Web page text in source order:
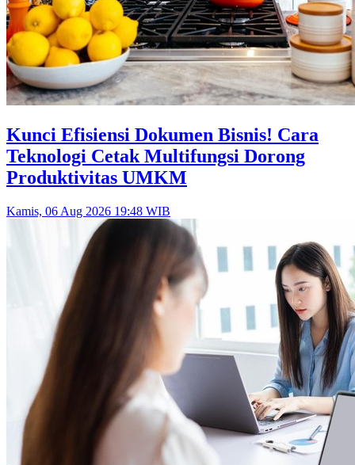
Kunci Efisiensi Dokumen Bisnis! Cara
Teknologi Cetak Multifungsi Dorong
Produktivitas UMKM
Kamis, 06 Aug 2026 19:48 WIB